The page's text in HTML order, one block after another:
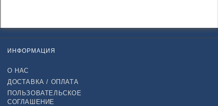
ИНФОРМАЦИЯ
О НАС
ДОСТАВКА / ОПЛАТА
ПОЛЬЗОВАТЕЛЬСКОЕ
СОГЛАШЕНИЕ